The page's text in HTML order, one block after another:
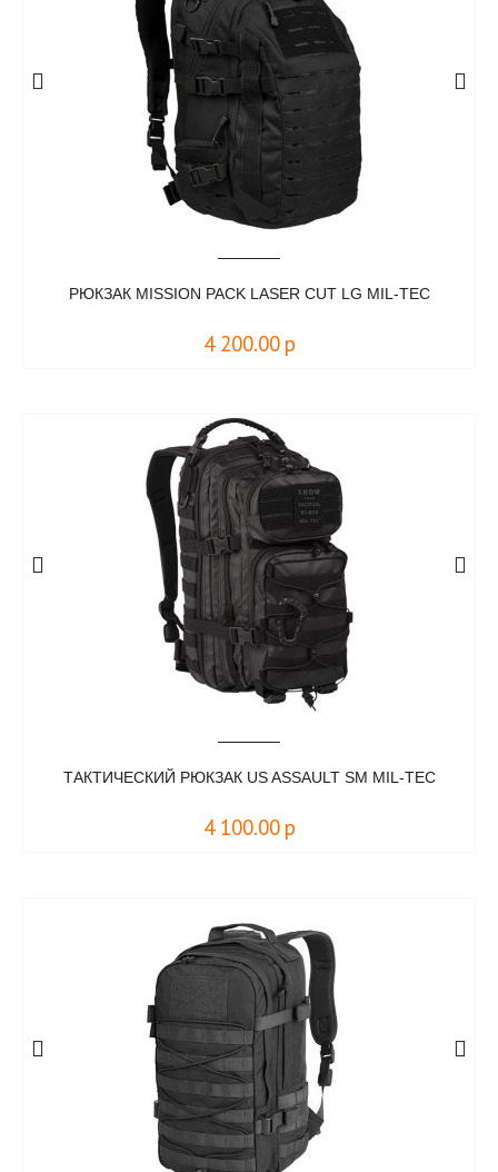
РЮКЗАК MISSION PACK LASER CUT LG MIL-TEC
4 200.00 р
ТАКТИЧЕСКИЙ РЮКЗАК US ASSAULT SM MIL-TEC
4 100.00 р